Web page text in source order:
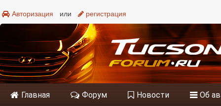
Авторизация или регистрация
Главная Форум Новости Об